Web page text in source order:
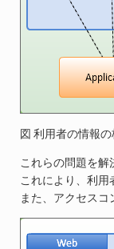
図 利用者の情報
これらの問題を
これにより、利
また、アクセス